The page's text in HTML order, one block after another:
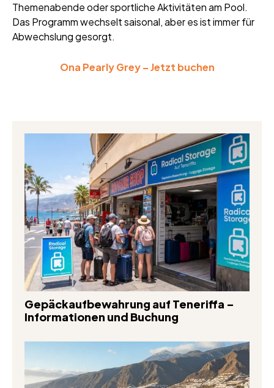
Themenabende oder sportliche Aktivitäten am Pool.
Das Programm wechselt saisonal, aber es ist immer für
Abwechslung gesorgt.
Ona Pearly Grey – Jetzt buchen
Gepäckaufbewahrung auf Teneriffa –
Informationen und Buchung